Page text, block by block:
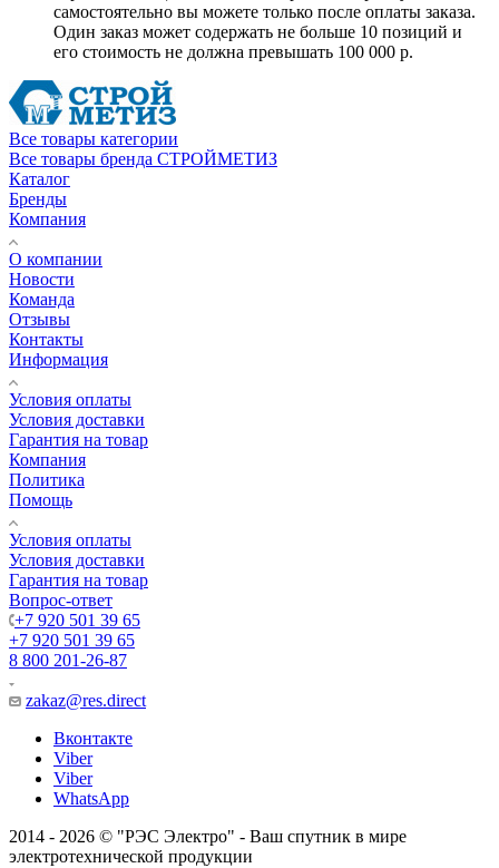
самостоятельно вы можете только после оплаты заказа.
Один заказ может содержать не больше 10 позиций и
его стоимость не должна превышать 100 000 р.
Все товары категории
Все товары бренда СТРОЙМЕТИЗ
Каталог
Бренды
Компания
О компании
Новости
Команда
Отзывы
Контакты
Информация
Условия оплаты
Условия доставки
Гарантия на товар
Компания
Политика
Помощь
Условия оплаты
Условия доставки
Гарантия на товар
Вопрос-ответ
+7 920 501 39 65
+7 920 501 39 65
8 800 201-26-87
zakaz@res.direct
Вконтакте
Viber
Viber
WhatsApp
2014 - 2026 © "РЭС Электро" - Ваш спутник в мире
электротехнической продукции